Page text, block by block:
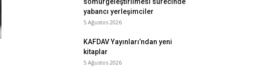
yabancı yerleşimciler
5 Ağustos 2026
KAFDAV Yayınları’ndan yeni
kitaplar
5 Ağustos 2026